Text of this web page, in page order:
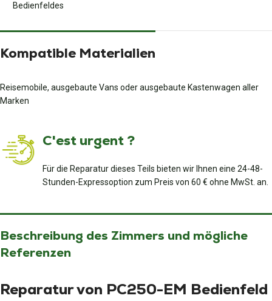
Bedienfeldes
Kompatible Materialien
Reisemobile, ausgebaute Vans oder ausgebaute Kastenwagen aller
Marken
C'est urgent ?
Für die Reparatur dieses Teils bieten wir Ihnen eine 24-48-
Stunden-Expressoption zum Preis von 60 € ohne MwSt. an.
Beschreibung des Zimmers und mögliche
Referenzen
Reparatur von PC250-EM Bedienfeld